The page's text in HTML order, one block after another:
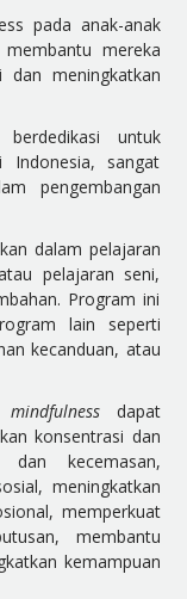
pada anak-anak
mereka
dan meningkatkan
untuk
Indonesia, sangat
pengembangan
dalam pelajaran
pelajaran seni,
Program ini
lain seperti
kecanduan, atau
mindfulness dapat
konsentrasi dan
kecemasan,
meningkatkan
memperkuat
membantu
kemampuan